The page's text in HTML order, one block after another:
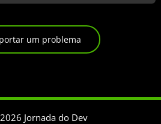
um problema
2026 Jornada do Dev